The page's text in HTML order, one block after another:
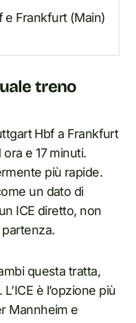
e Frankfurt (Main)
treno
Hbf a Frankfurt
e 17 minuti.
più rapide.
un dato di
ICE diretto, non
questa tratta,
è l’opzione più
Mannheim e